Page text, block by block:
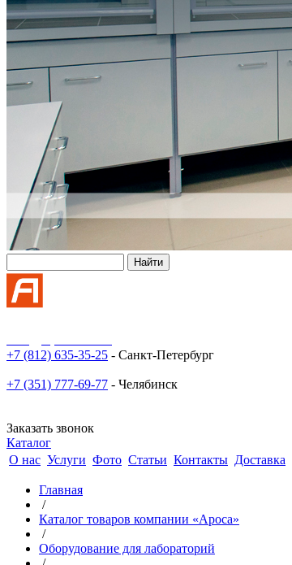
+7 (812) 635-35-25 - Санкт-Петербург
+7 (351) 777-69-77 - Челябинск
Заказать звонок
Каталог
О нас Услуги Фото Статьи Контакты Доставка
Главная
/
Каталог товаров компании «Ароса»
/
Оборудование для лабораторий